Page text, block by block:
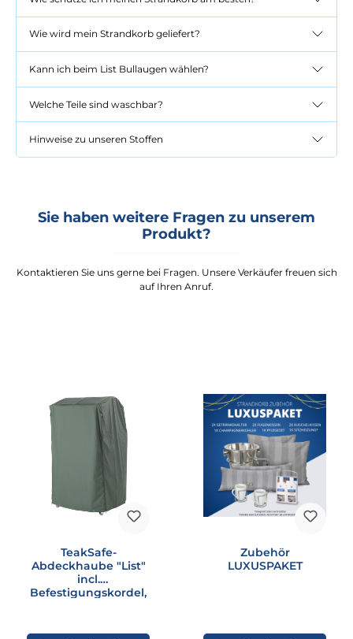
Wie wird mein Strandkorb geliefert?
Kann ich beim List Bullaugen wählen?
Welche Teile sind waschbar?
Hinweise zu unseren Stoffen
Sie haben weitere Fragen zu unserem
Produkt?
Kontaktieren Sie uns gerne bei Fragen. Unsere Verkäufer freuen sich
auf Ihren Anruf.
TeakSafe-
Abdeckhaube "List"
incl.
Befestigungskordel,
Zubehör
LUXUSPAKET